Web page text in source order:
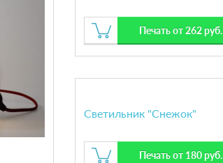
Печать от 262 руб.
Светильник "Снежок"
Печать от 180 руб.